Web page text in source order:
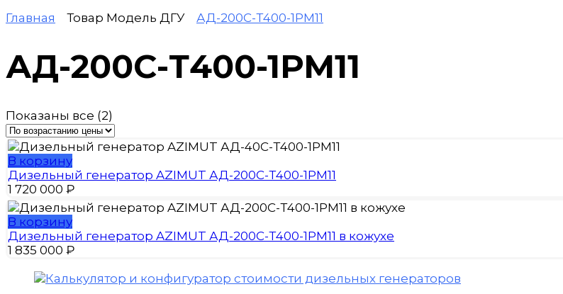
Главная
Товар Модель ДГУ АД-200С-Т400-1РМ11
АД-200С-Т400-1РМ11
Показаны все (2)
по
возрастанию
В корзину
Дизельный генератор AZIMUT АД-200С-Т400-1РМ11
1 720 000 ₽
В корзину
Дизельный генератор AZIMUT АД-200С-Т400-1РМ11 в кожухе
1 835 000 ₽